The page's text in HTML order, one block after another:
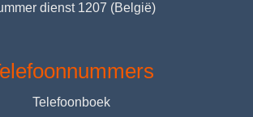
dienst 1207 (België)
Telefoonboek